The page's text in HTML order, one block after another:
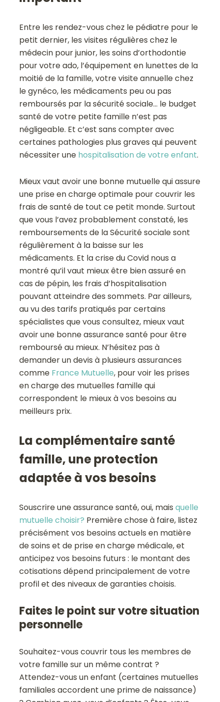
Entre les rendez-vous chez le pédiatre pour le
petit dernier, les visites régulières chez le
médecin pour junior, les soins d’orthodontie
pour votre ado, l’équipement en lunettes de la
moitié de la famille, votre visite annuelle chez
le gynéco, les médicaments peu ou pas
remboursés par la sécurité sociale… le budget
santé de votre petite famille n’est pas
négligeable. Et c’est sans compter avec
certaines pathologies plus graves qui peuvent
nécessiter une hospitalisation de votre enfant.
Mieux vaut avoir une bonne mutuelle qui assure
une prise en charge optimale pour couvrir les
frais de santé de tout ce petit monde. Surtout
que vous l’avez probablement constaté, les
remboursements de la Sécurité sociale sont
régulièrement à la baisse sur les
médicaments. Et la crise du Covid nous a
montré qu’il vaut mieux être bien assuré en
cas de pépin, les frais d’hospitalisation
pouvant atteindre des sommets. Par ailleurs,
au vu des tarifs pratiqués par certains
spécialistes que vous consultez, mieux vaut
avoir une bonne assurance santé pour être
remboursé au mieux. N’hésitez pas à
demander un devis à plusieurs assurances
comme France Mutuelle, pour voir les prises
en charge des mutuelles famille qui
correspondent le mieux à vos besoins au
meilleurs prix.
La complémentaire santé
famille, une protection
adaptée à vos besoins
Souscrire une assurance santé, oui, maisquelle
mutuelle choisir? Première chose à faire, listez
précisément vos besoins actuels en matière
de soins et de prise en charge médicale, et
anticipez vos besoins futurs : le montant des
cotisations dépend principalement de votre
profil et des niveaux de garanties choisis.
Faites le point sur votre situation
personnelle
Souhaitez-vous couvrir tous les membres de
votre famille sur un même contrat ?
Attendez-vous un enfant (certaines mutuelles
familiales accordent une prime de naissance)